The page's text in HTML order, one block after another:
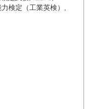
検定（工業英検）